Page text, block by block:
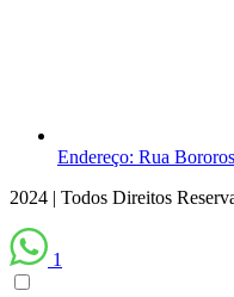
Endereço: Rua
2024 | Todos Direitos
1